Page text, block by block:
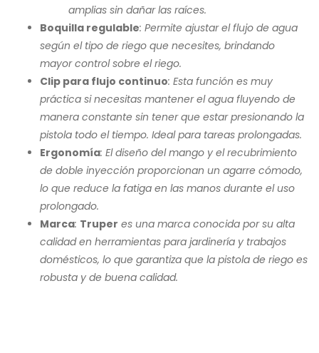
amplias sin dañar las raíces.
Boquilla regulable: Permite ajustar el flujo de agua
según el tipo de riego que necesites, brindando
mayor control sobre el riego.
Clip para flujo continuo: Esta función es muy
práctica si necesitas mantener el agua fluyendo de
manera constante sin tener que estar presionando la
pistola todo el tiempo. Ideal para tareas prolongadas.
Ergonomía: El diseño del mango y el recubrimiento
de doble inyección proporcionan un agarre cómodo,
lo que reduce la fatiga en las manos durante el uso
prolongado.
Marca: Truper es una marca conocida por su alta
calidad en herramientas para jardinería y trabajos
domésticos, lo que garantiza que la pistola de riego es
robusta y de buena calidad.